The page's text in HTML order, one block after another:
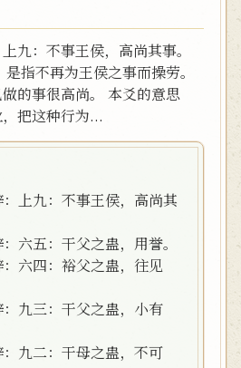
九：不事王侯，高尚其事。
指不再为王侯之事而操劳。
的事很高尚。 本爻的意思
把这种行为...
上九：不事王侯，高尚其
六五：干父之蛊，用誉。
六四：裕父之蛊，往见
九三：干父之蛊，小有
九二：干母之蛊，不可